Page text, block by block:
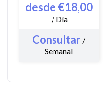
desde €18,00
/ Día
Consultar /
Semanal